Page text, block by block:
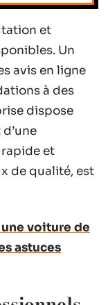
et
Un
avis en ligne
à des
dispose
rapide et
de qualité, est
voiture de
astuces